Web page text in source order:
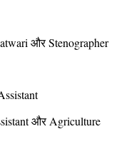
और Stenographer
और Agriculture